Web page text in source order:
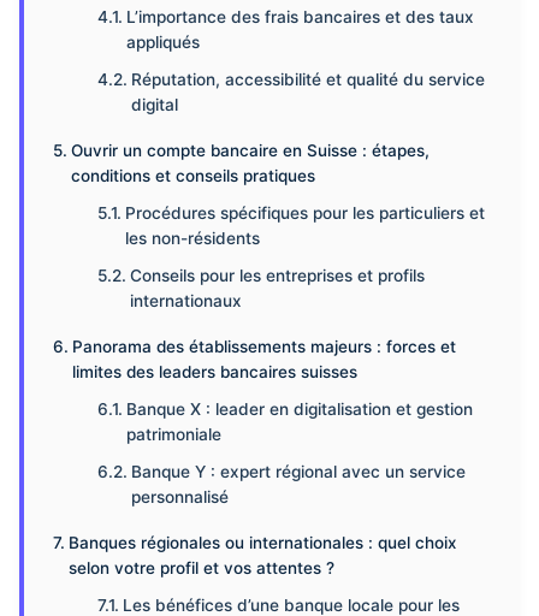
L’importance des frais bancaires et des taux
appliqués
Réputation, accessibilité et qualité du service
digital
Ouvrir un compte bancaire en Suisse : étapes,
conditions et conseils pratiques
Procédures spécifiques pour les particuliers et
les non-résidents
Conseils pour les entreprises et profils
internationaux
Panorama des établissements majeurs : forces et
limites des leaders bancaires suisses
Banque X : leader en digitalisation et gestion
patrimoniale
Banque Y : expert régional avec un service
personnalisé
Banques régionales ou internationales : quel choix
selon votre profil et vos attentes ?
Les bénéfices d’une banque locale pour les